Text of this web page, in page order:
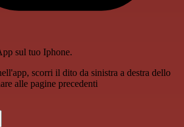
sul tuo Iphone.
scorri il dito da sinistra a destra dello
alle pagine precedenti